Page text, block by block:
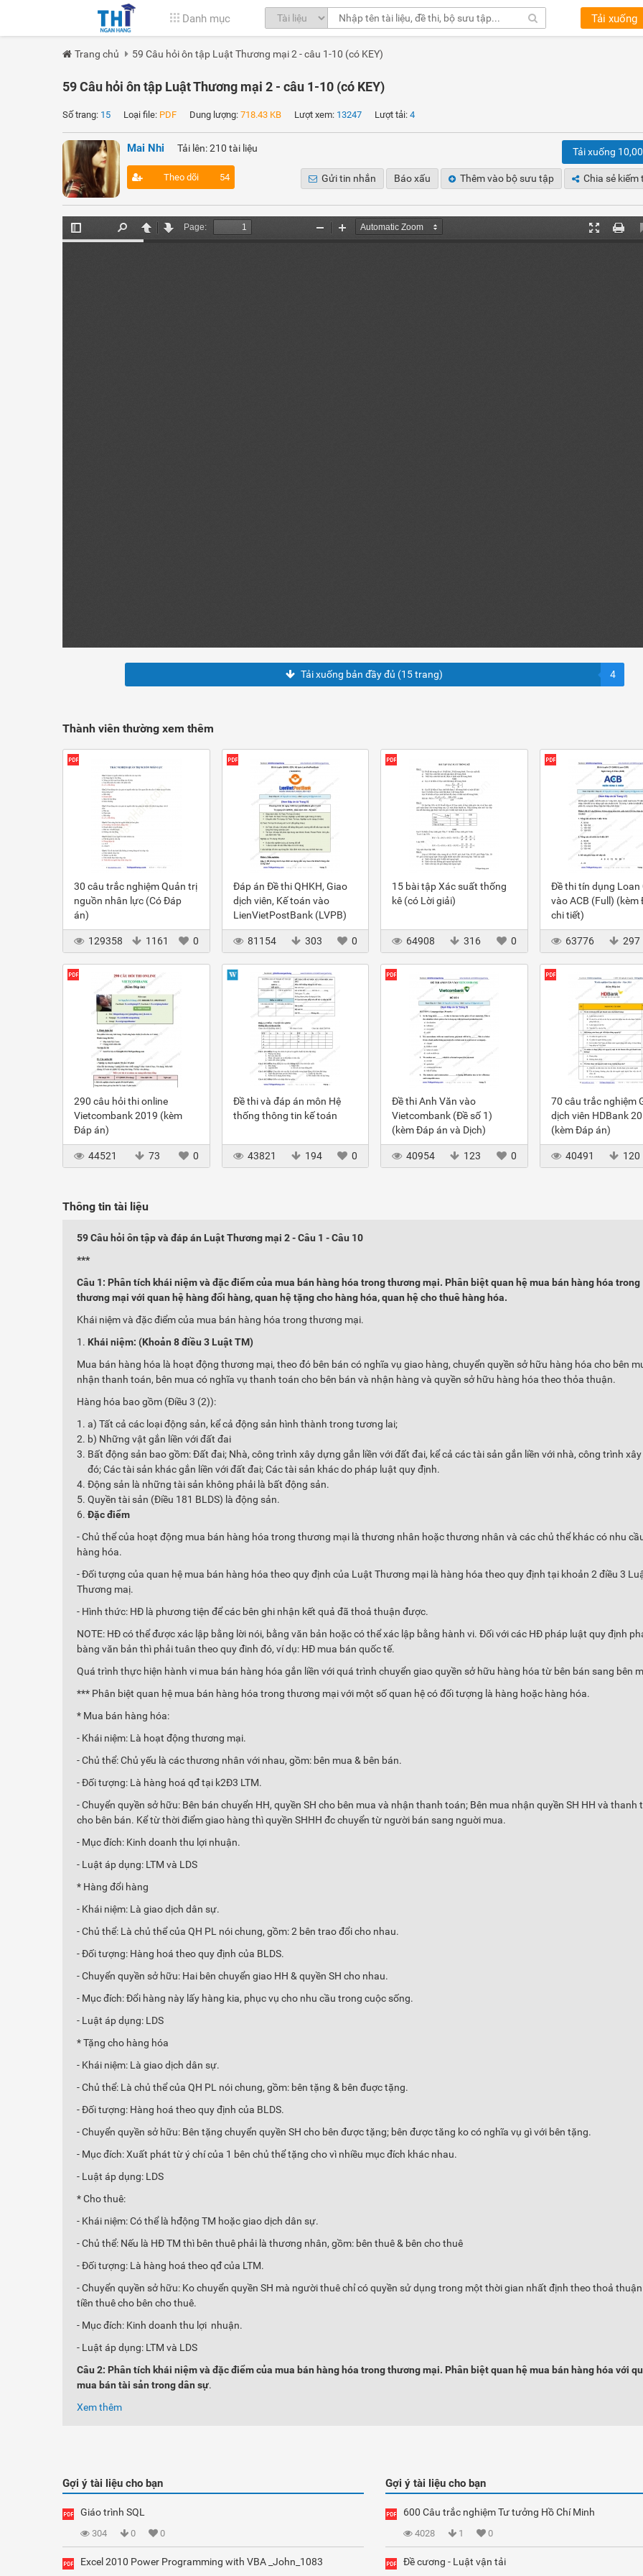
Danh mục Tải xuống
Trang chủ 59 Câu hỏi ôn tập Luật Thương mại 2 - câu 1-10 (có KEY)
59 Câu hỏi ôn tập Luật Thương mại 2 - câu 1-10 (có KEY)
Số trang: 15 Loại file: PDF Dung lượng: 718.43 KB Lượt xem: 13247 Lượt tải: 4
Mai Nhi Tải lên: 210 tài liệu
Theo dõi 54
Tải xuống
Gửi tin nhắn Báo xấu Thêm vào bộ sưu tập Chia sẻ kiếm
Tải xuống bản đầy đủ (15 trang) 4
Thành viên thường xem thêm
30 câu trắc nghiệm Quản trị
nguồn nhân lực (Có Đáp
án)
129358 1161 0
Đáp án Đề thi QHKH, Giao
dịch viên, Kế toán vào
LienVietPostBank (LVPB)
2012
81154
303 0
15 bài tập Xác suất thống
kê (có Lời giải)
64908 316 0
Đề thi tín dụng Loan
vào ACB (Full) (kèm
chi tiết)
63776 297
290 câu hỏi thi online
Vietcombank 2019 (kèm
Đáp án)
44521 73 0
Đề thi và đáp án môn Hệ
thống thông tin kế toán
43821 194 0
Đề thi Anh Văn vào
Vietcombank (Đề số 1)
(kèm Đáp án và Dịch)
40954 123 0
70 câu trắc nghiệm
dịch viên HDBank
(kèm Đáp án)
40491 120
Thông tin tài liệu
59 Câu hỏi ôn tập và đáp án Luật Thương mại 2 - Câu 1 - Câu 10
***
Câu 1: Phân tích khái niệm và đặc điểm của mua bán hàng hóa trong thương mại. Phân biệt quan hệ mua bán hàng hóa trong
thương mại với quan hệ hàng đổi hàng, quan hệ tặng cho hàng hóa, quan hệ cho thuê hàng hóa.
Khái niệm và đặc điểm của mua bán hàng hóa trong thương mại.
Khái niệm: (Khoản 8 điều 3 Luật TM)
Mua bán hàng hóa là hoạt động thương mại, theo đó bên bán có nghĩa vụ giao hàng, chuyển quyền sở hữu hàng hóa cho bên
nhận thanh toán, bên mua có nghĩa vụ thanh toán cho bên bán và nhận hàng và quyền sở hữu hàng hóa theo thỏa thuận.
Hàng hóa bao gồm (Điều 3 (2)):
a) Tất cả các loại động sản, kể cả động sản hình thành trong tương lai;
b) Những vật gắn liền với đất đai
Bất động sản bao gồm: Đất đai; Nhà, công trình xây dựng gắn liền với đất đai, kể cả các tài sản gắn liền với nhà, công trình
đó; Các tài sản khác gắn liền với đất đai; Các tài sản khác do pháp luật quy định.
Động sản là những tài sản không phải là bất động sản.
Quyền tài sản (Điều 181 BLDS) là động sản.
Đặc điểm
- Chủ thể của hoạt động mua bán hàng hóa trong thương mại là thương nhân hoặc thương nhân và các chủ thể khác có nhu
hàng hóa.
- Đối tượng của quan hệ mua bán hàng hóa theo quy định của Luật Thương mại là hàng hóa theo quy định tại khoản 2 điều 3
Thương maị.
- Hình thức: HĐ là phương tiện để các bên ghi nhận kết quả đã thoả thuận được.
NOTE: HĐ có thể được xác lập bằng lời nói, bằng văn bản hoặc có thể xác lập bằng hành vi. Đối với các HĐ pháp luật quy định
bàng văn bản thì phải tuân theo quy đinh đó, ví dụ: HĐ mua bán quốc tế.
Quá trình thực hiện hành vi mua bán hàng hóa gắn liền với quá trình chuyển giao quyền sở hữu hàng hóa từ bên bán sang bên
*** Phân biệt quan hệ mua bán hàng hóa trong thương mại với một số quan hệ có đối tượng là hàng hoặc hàng hóa.
* Mua bán hàng hóa:
- Khái niệm: Là hoạt động thương mại.
- Chủ thể: Chủ yếu là các thương nhân với nhau, gồm: bên mua & bên bán.
- Đối tượng: Là hàng hoá qđ tại k2Đ3 LTM.
- Chuyển quyền sở hữu: Bên bán chuyển HH, quyền SH cho bên mua và nhận thanh toán; Bên mua nhận quyền SH HH và thanh
cho bên bán. Kể từ thời điểm giao hàng thì quyền SHHH đc chuyển từ người bán sang nguời mua.
- Mục đích: Kinh doanh thu lợi nhuận.
- Luật áp dụng: LTM và LDS
* Hàng đổi hàng
- Khái niệm: Là giao dịch dân sự.
- Chủ thể: Là chủ thể của QH PL nói chung, gồm: 2 bên trao đổi cho nhau.
- Đối tượng: Hàng hoá theo quy định của BLDS.
- Chuyển quyền sở hữu: Hai bên chuyển giao HH & quyền SH cho nhau.
- Mục đích: Đổi hàng này lấy hàng kia, phục vụ cho nhu cầu trong cuộc sống.
- Luật áp dụng: LDS
* Tặng cho hàng hóa
- Khái niệm: Là giao dịch dân sự.
- Chủ thể: Là chủ thể của QH PL nói chung, gồm: bên tặng & bên đuợc tặng.
- Đối tượng: Hàng hoá theo quy định của BLDS.
- Chuyển quyền sở hữu: Bên tặng chuyển quyền SH cho bên được tặng; bên được tăng ko có nghĩa vụ gì với bên tặng.
- Mục đích: Xuất phát từ ý chí của 1 bên chủ thể tặng cho vì nhiều mục đích khác nhau.
- Luật áp dụng: LDS
* Cho thuê:
- Khái niệm: Có thể là hđộng TM hoặc giao dịch dân sự.
- Chủ thể: Nếu là HĐ TM thì bên thuê phải là thương nhân, gồm: bên thuê & bên cho thuê
- Đối tượng: Là hàng hoá theo qđ của LTM.
- Chuyển quyền sở hữu: Ko chuyển quyền SH mà người thuê chỉ có quyền sử dụng trong một thời gian nhất định theo thoả
tiền thuê cho bên cho thuê.
- Mục đích: Kinh doanh thu lợi nhuận.
- Luật áp dụng: LTM và LDS
Câu 2: Phân tích khái niệm và đặc điểm của mua bán hàng hóa trong thương mại. Phân biệt quan hệ mua bán hàng hóa với
mua bán tài sản trong dân sự.
Xem thêm
Gợi ý tài liệu cho bạn
Giáo trình SQL
304 0 0
Excel 2010 Power Programming with VBA _John_1083
Gợi ý tài liệu cho bạn
600 Câu trắc nghiệm Tư tưởng Hồ Chí Minh
4028 1 0
Đề cương - Luật vận tải